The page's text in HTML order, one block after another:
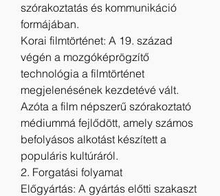
szórakoztatás és kommunikáció
formájában.
Korai filmtörténet: A 19. század
végén a mozgóképrögzítő
technológia a filmtörténet
megjelenésének kezdetévé vált.
Azóta a film népszerű szórakoztató
médiummá fejlődött, amely számos
befolyásos alkotást készített a
populáris kultúráról.
2. Forgatási folyamat
Előgyártás: A gyártás előtti szakaszt